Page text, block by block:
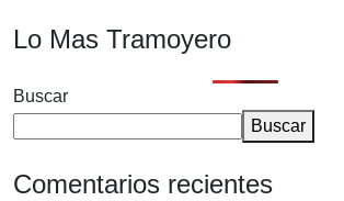
Lo Mas Tramoyero
Buscar
Buscar
Comentarios recientes